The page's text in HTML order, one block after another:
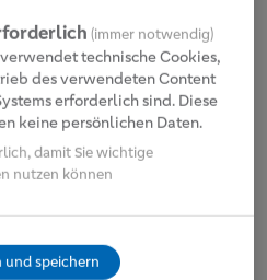
cooperativas“
dem
und
(immer notwendig)
technische Cookies,
des verwendeten Content
erforderlich sind. Diese
keine persönlichen Daten.
damit Sie wichtige
nutzen können
und speichern